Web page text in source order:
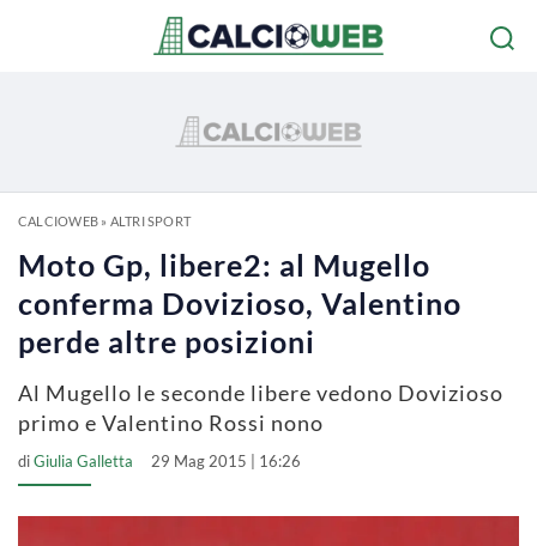
CALCIOWEB» ALTRI SPORT
Moto Gp, libere2: al Mugello
conferma Dovizioso, Valentino
perde altre posizioni
Al Mugello le seconde libere vedono Dovizioso
primo e Valentino Rossi nono
diGiulia Galletta 29 Mag 2015 | 16:26